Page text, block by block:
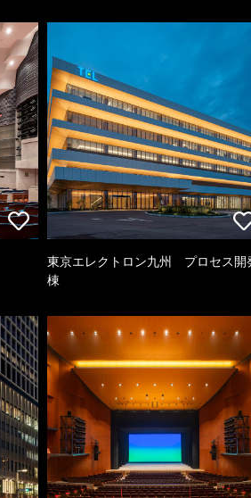
東京エレクトロン九州 プロセス開
棟